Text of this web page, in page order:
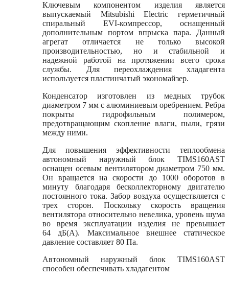
Ключевым компонентом изделия является
выпускаемый Mitsubishi Electric герметичный
спиральный EVI-компрессор, оснащенный
дополнительным портом впрыска пара. Данный
агрегат отличается не только высокой
производительностью, но и стабильной и
надежной работой на протяжении всего срока
службы. Для переохлаждения хладагента
используется пластинчатый экономайзер.
Конденсатор изготовлен из медных трубок
диаметром 7 мм с алюминиевым оребрением. Ребра
покрыты гидрофильным полимером,
предотвращающим скопление влаги, пыли, грязи
между ними.
Для повышения эффективности теплообмена
автономный наружный блок TIMS160AST
оснащен осевым вентилятором диаметром 750 мм.
Он вращается на скорости до 1000 оборотов в
минуту благодаря бесколлекторному двигателю
постоянного тока. Забор воздуха осуществляется с
трех сторон. Поскольку скорость вращения
вентилятора относительно невелика, уровень шума
во время эксплуатации изделия не превышает
64 дБ(А). Максимальное внешнее статическое
давление составляет 80 Па.
Автономный наружный блок TIMS160AST
способен обеспечивать хладагентом